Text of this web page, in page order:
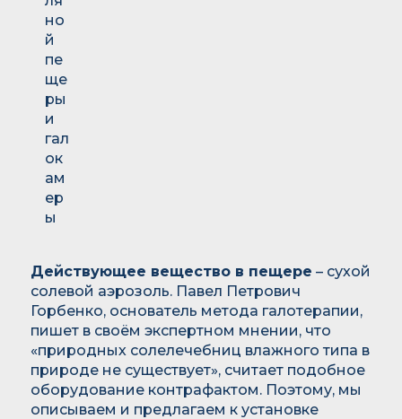
Действующее вещество в пещере – сухой
солевой аэрозоль. Павел Петрович
Горбенко, основатель метода галотерапии,
пишет в своём экспертном мнении, что
«природных солелечебниц влажного типа в
природе не существует», считает подобное
оборудование контрафактом. Поэтому, мы
описываем и предлагаем к установке